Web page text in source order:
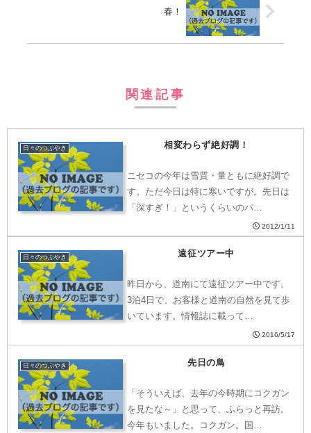
春！
関連記事
日々のつぶやき 相変わらず絶好調！
ニセコの今年は雪質・量ともに絶好調で
す。ただ今日は特に寒いですが。先日は
「深すぎ！」というくらいのパ…
2012/1/11
日々のつぶやき 遠征ツアー中
昨日から、道南にて遠征ツアー中です。
3泊4日で、お客様と道南の自然を見て歩
いています。情報誌に載って…
2016/5/17
日々のつぶやき 先日の鳥
「そういえば、去年の今時期にコクガン
を見たな～」と思って、ふらっと再訪。
今年もいました。コクガン。国…